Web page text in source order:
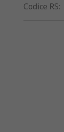
Codice RS: